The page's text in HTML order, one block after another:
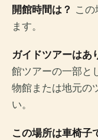
開館時間は？ こ
ます。
ガイドツアーはあ
館ツアーの一部と
物館または地元の
い。
この場所は車椅子